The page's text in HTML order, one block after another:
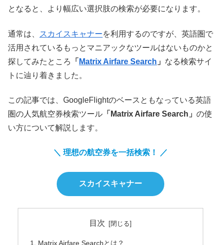
となると、より幅広い選択肢の検索が必要になります。
通常は、 スカイスキャナーを利用するのですが、英語圏で
活用されているもっとマニアックなツールはないものかと
探してみたところ
「 Matrix Airfare Search 」 なる検索サイ
トに辿り着きました。
この記事では、GoogleFlightのベースともなっている英語
圏の人気航空券検索ツール 「Matrix Airfare Search」 の使
い方について解説します。
＼ 理想の航空券を一括検索！ ／
スカイスキャナー
目次
Matrix Airfare Searchとは？